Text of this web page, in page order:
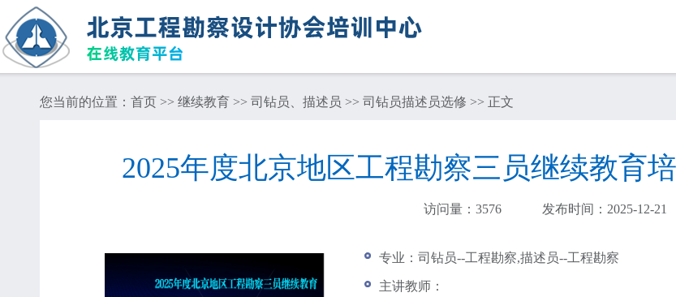
您当前的位置： 首页 >> 继续教育 >> 司钻员、描述员 >> 司钻员描述员选修 >> 正文
2025年度北京地区工程勘察三员继续教
访问量： 3576 发布时间：2025-12-21
专业：司钻员--工程勘察,描述员--工程勘察
主讲教师：